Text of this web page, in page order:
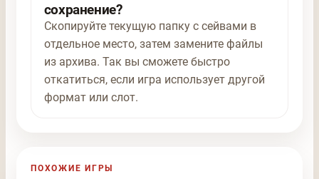
сохранение?
Скопируйте текущую папку с сейвами в
отдельное место, затем замените файлы
из архива. Так вы сможете быстро
откатиться, если игра использует другой
формат или слот.
ПОХОЖИЕ ИГРЫ